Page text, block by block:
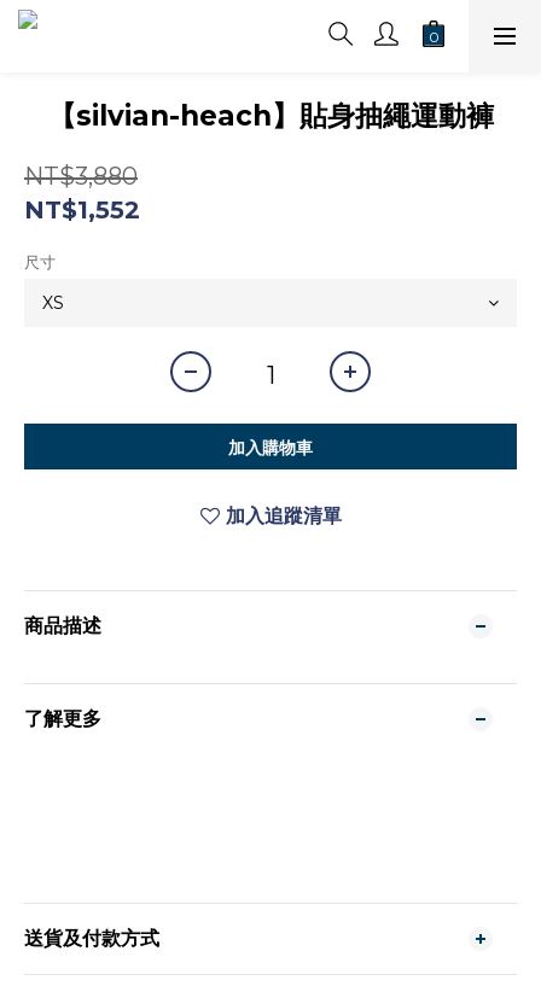
【silvian-heach】貼身抽繩運動褲
NT$3,880
NT$1,552
尺寸
加入購物車
加入追蹤清單
商品描述
了解更多
送貨及付款方式